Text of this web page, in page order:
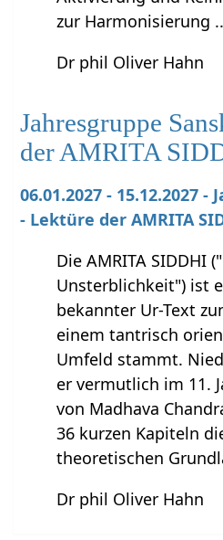
zur Harmonisierung
Dr phil Oliver Hahn
Jahresgruppe
der AMRITA
06.01.2027 - 15.12.2027
- Lektüre der AMRITA
Die AMRITA SIDDHI
Unsterblichkeit") ist
bekannter Ur-Text
einem tantrisch
Umfeld stammt.
er vermutlich im 11.
von Madhava
36 kurzen Kapiteln
theoretischen
Dr phil Oliver Hahn